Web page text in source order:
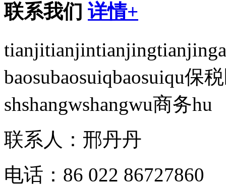
联系我们 详情+
baosubaosuiqbaosuiqu保
shshangwshangwu商务hu
联系人：邢丹丹
电话：86 022 86727860